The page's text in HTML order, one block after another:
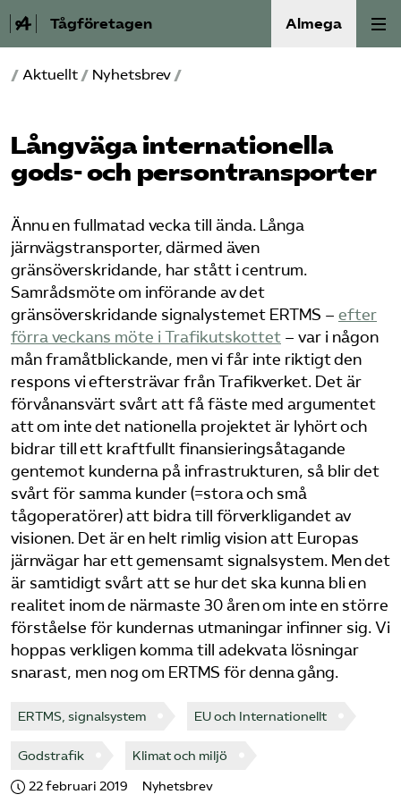
Tågföretagen Almega
Aktuellt
Reformagenda för järnvägen
Våra frågor
Aktiviteter
Om oss
Kontakt
Mina sidor (almega.se)
Bli medlem
Logga in på Arbetsgivarguiden
Sök på tagforetagen.se
/ Aktuellt / Nyhetsbrev /
Långväga internationella
gods- och persontransporter
Ännu en fullmatad vecka till ända. Långa
järnvägstransporter, därmed även
gränsöverskridande, har stått i centrum.
Samrådsmöte om införande av det
gränsöverskridande signalystemet ERTMS – efter
förra veckans möte i Trafikutskottet – var i någon
mån framåtblickande, men vi får inte riktigt den
respons vi eftersträvar från Trafikverket. Det är
förvånansvärt svårt att få fäste med argumentet
att om inte det nationella projektet är lyhört och
bidrar till ett kraftfullt finansieringsåtagande
gentemot kunderna på infrastrukturen, så blir det
svårt för samma kunder (=stora och små
tågoperatörer) att bidra till förverkligandet av
visionen. Det är en helt rimlig vision att Europas
järnvägar har ett gemensamt signalsystem. Men det
är samtidigt svårt att se hur det ska kunna bli en
realitet inom de närmaste 30 åren om inte en större
förståelse för kundernas utmaningar infinner sig. Vi
hoppas verkligen komma till adekvata lösningar
snarast, men nog om ERTMS för denna gång.
ERTMS, signalsystem EU och Internationellt
Godstrafik Klimat och miljö
22 februari 2019 Nyhetsbrev